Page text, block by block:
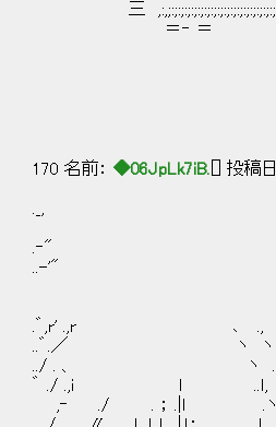
三
＝‐
170 名前： ◆06JpLk7iB. [] 投稿
三二ニ
.‐" ..,,,_
..-'" ｀ﾞ'''ｰ-
_｀'''ｰ ..,ﾞ"'
＼ ﾞﾞ''ｰ
.゛,r' .,r ､ ., .｀'-
..゛.／ ヽ ヽ .-,..
../ . 、 ヽ .ヽ ＼,
゛ ./ .,i l ..ｌ, ヽ. ..,ﾞ.ｌ'
,‐ ./ . ； .|l .ヽ .ヽ '､`､